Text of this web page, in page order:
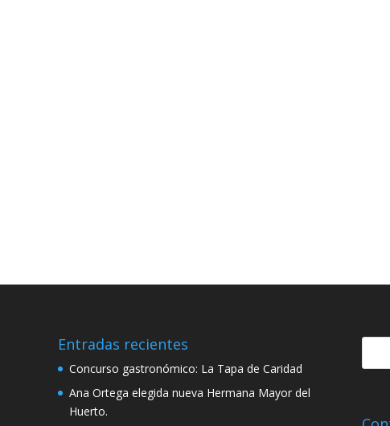
Entradas recientes
Concurso gastronómico: La Tapa de Caridad
Ana Ortega elegida nueva Hermana Mayor del
Huerto.